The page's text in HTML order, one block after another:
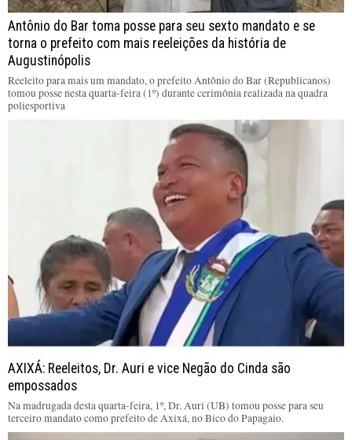
Antônio do Bar toma posse para seu sexto mandato e se
torna o prefeito com mais reeleições da história de
Augustinópolis
Reeleito para mais um mandato, o prefeito Antônio do Bar (Republicanos)
tomou posse nesta quarta-feira (1º) durante cerimônia realizada na quadra
poliesportiva
AXIXÁ: Reeleitos, Dr. Auri e vice Negão do Cinda são
empossados
Na madrugada desta quarta-feira, 1º, Dr. Auri (UB) tomou posse para seu
terceiro mandato como prefeito de Axixá, no Bico do Papagaio.